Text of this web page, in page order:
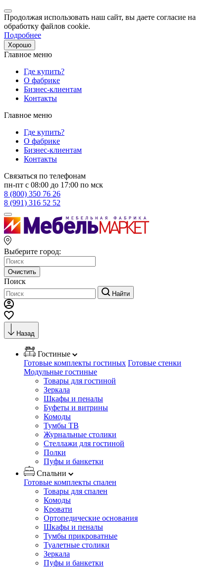
Продолжая использовать наш сайт, вы даете согласие на
обработку файлов cookie.
Подробнее
Хорошо
Главное меню
Где купить?
О фабрике
Бизнес-клиентам
Контакты
Главное меню
Где купить?
О фабрике
Бизнес-клиентам
Контакты
Связаться по телефонам
пн-пт с 08:00 до 17:00 по мск
8 (800) 350 76 26
8 (991) 316 52 52
Выберите город:
Очистить
Поиск
Найти
Назад
Гостиные
Готовые комплекты гостиных Готовые стенки
Модульные гостиные
Товары для гостиной
Зеркала
Шкафы и пеналы
Буфеты и витрины
Комоды
Тумбы ТВ
Журнальные столики
Стеллажи для гостиной
Полки
Пуфы и банкетки
Спальни
Готовые комплекты спален
Товары для спален
Комоды
Кровати
Ортопедические основания
Шкафы и пеналы
Тумбы прикроватные
Туалетные столики
Зеркала
Пуфы и банкетки